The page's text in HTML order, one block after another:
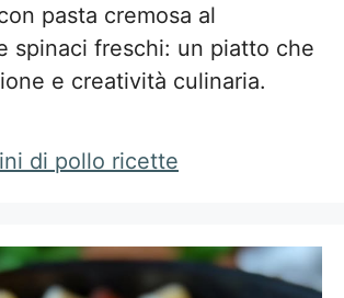
pasta cremosa al
spinaci freschi: un piatto che
e creatività culinaria.
di pollo ricette